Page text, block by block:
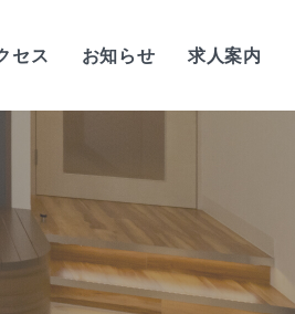
セス お知らせ 求人案内
アルバイト・パート
歯科助手/正社員